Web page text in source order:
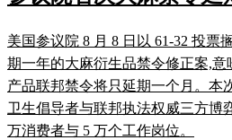
美国参议院 8 月 8 日以 61-32 投票
期一年的大麻衍生品禁令修正案,意
产品联邦禁令将只延期一个月。本
卫生倡导者与联邦执法权威三方博
万消费者与 5 万个工作岗位。